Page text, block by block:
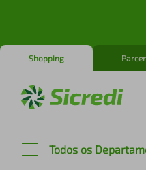
Shopping
Todos os